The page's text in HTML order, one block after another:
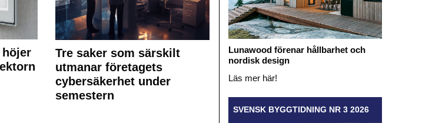
Tre saker som särskilt
utmanar företagets
cybersäkerhet under
semestern
Lunawood förenar hållbarhet och
nordisk design
Läs mer här!
SVENSK BYGGTIDNING NR 3 2026